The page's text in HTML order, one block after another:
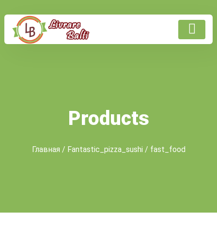
Products
Главная / Fantastic_pizza_sushi / fast_food